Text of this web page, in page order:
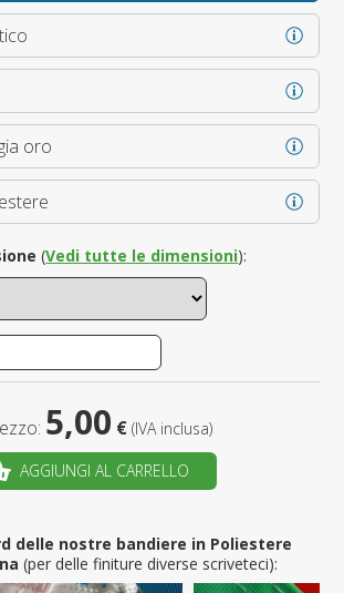
oro
(Vedi tutte le dimensioni):
5,00 € (IVA inclusa)
AGGIUNGI AL CARRELLO
delle nostre bandiere in Poliestere
(per delle finiture diverse scriveteci):